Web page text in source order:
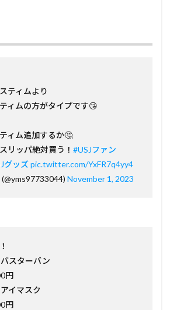
ティムより
ィムの方がタイプです😘
ィム追加するか🤔
リッパ絶対買う！ #USJファン
グッズpic.twitter.com/YxFR7q4yy4
November 1, 2023
バスターバン
円
イマスク
円